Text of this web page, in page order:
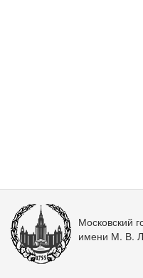
Московский
имени М. В.